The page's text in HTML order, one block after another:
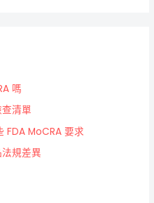
嗎
清單
FDA MoCRA 要求
規差異